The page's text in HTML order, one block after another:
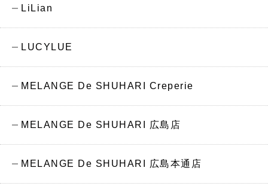
LiLian
LUCYLUE
MELANGE De SHUHARI Creperie
MELANGE De SHUHARI 広島店
MELANGE De SHUHARI 広島本通店